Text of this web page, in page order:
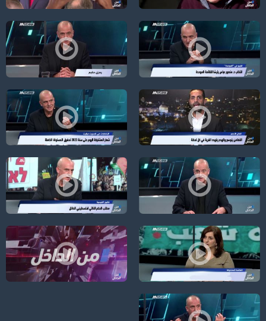
الانتخابات:لاول مرة-مرشح عربي لرئاسة بلدية الرملة و مرشحات في الصدارة!-
"غزة أولاً"؛ لماذا الآن "التصعيد"
الخان الأحمر ،هل ستتحول الى عراقيب ثانية من حيث الهدم واعادة
مُعلّقون بالسماء! والصوت العربي في
الأمم المتحدة؛ خطاب الرئيس الفسطيني يحدد ملامح ومواقف المرحلة ،الكاملة،من
ردًا على قانون القومية؛ الحكم الذاتي
القائمة المشتركة مشروع وطني استراتيجي،الكاملة،من الداخل،24-8-2018،قناة مساواة الفضائية
نشر أوّل؛ بعد قانون القومية، "تأميم